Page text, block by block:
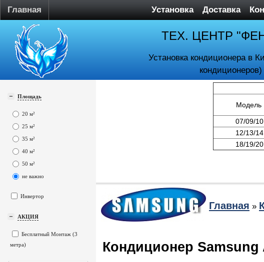
Главная Установка Доставка
ТЕХ. ЦЕНТР
Установка кондиционера в
кондиционеров)
Площадь
20 м²
25 м²
35 м²
40 м²
50 м²
не важно
Инвертор
АКЦИЯ
Бесплатный Монтаж (3
метра)
Модель
07/09/10
12/13/14
18/19/20
Главная »
Кондиционер Samsung